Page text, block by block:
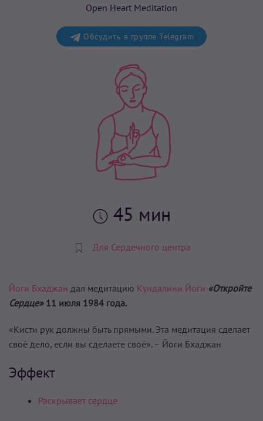
Open Heart Meditation
Обсудить в группе Telegram
45 мин
Для Сердечного центра
Йоги Бхаджан дал медитацию Кундалини Йоги «Откройте
Сердце» 11 июля 1984 года.
«Кисти рук должны быть прямыми. Эта медита­ция сделает
своё дело, если вы сделаете своё». – Йоги Бхаджан
Эффект
Раскрывает сердце